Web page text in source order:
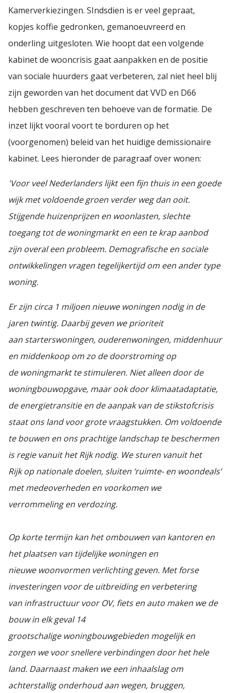
Kamerverkiezingen. SIndsdien is er veel gepraat,
kopjes koffie gedronken, gemanoeuvreerd en
onderling uitgesloten. Wie hoopt dat een volgende
kabinet de wooncrisis gaat aanpakken en de positie
van sociale huurders gaat verbeteren, zal niet heel blij
zijn geworden van het document dat VVD en D66
hebben geschreven ten behoeve van de formatie. De
inzet lijkt vooral voort te borduren op het
(voorgenomen) beleid van het huidige demissionaire
kabinet. Lees hieronder de paragraaf over wonen:
'Voor veel Nederlanders lijkt een fijn thuis in een goede
wijk met voldoende groen verder weg dan ooit.
Stijgende huizenprijzen en woonlasten, slechte
toegang tot de woningmarkt en een te krap aanbod
zijn overal een probleem. Demografische en sociale
ontwikkelingen vragen tegelijkertijd om een ander type
woning.
Er zijn circa 1 miljoen nieuwe woningen nodig in de
jaren twintig. Daarbij geven we prioriteit
aan starterswoningen, ouderenwoningen, middenhuur
en middenkoop om zo de doorstroming op
de woningmarkt te stimuleren. Niet alleen door de
woningbouwopgave, maar ook door klimaatadaptatie,
de energietransitie en de aanpak van de stikstofcrisis
staat ons land voor grote vraagstukken. Om voldoende
tebouwen en ons prachtige landschap te beschermen
is regie vanuit het Rijk nodig. We sturen vanuit het
Rijk op nationale doelen, sluiten ‘ruimte- en woondeals’
met medeoverheden en voorkomen we
verrommeling en verdozing.
Op korte termijn kan het ombouwen van kantoren en
het plaatsen van tijdelijke woningen en
nieuwe woonvormen verlichting geven. Met forse
investeringen voor de uitbreiding en verbetering
van infrastructuur voor OV, fiets en auto maken we de
bouw in elk geval 14
grootschalige woningbouwgebieden mogelijk en
zorgen we voor snellere verbindingen door het hele
land. Daarnaast maken we een inhaalslag om
achterstallig onderhoud aan wegen, bruggen,